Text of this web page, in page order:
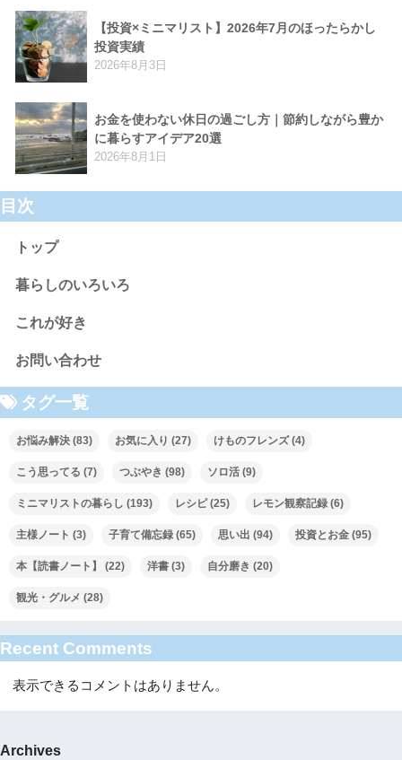
【投資×ミニマリスト】2026年7月のほったらかし
投資実績
2026年8月3日
お金を使わない休日の過ごし方｜節約しながら豊か
に暮らすアイデア20選
2026年8月1日
目次
トップ
暮らしのいろいろ
これが好き
お問い合わせ
タグ一覧
お悩み解決 (83) お気に入り (27) けものフレンズ(4)
こう思ってる (7) つぶやき (98) ソロ活 (9)
ミニマリストの暮らし (193) レシピ(25) レモン観察記録 (6)
主様ノート (3) 子育て備忘録 (65) 思い出 (94) 投資とお金 (95)
本【読書ノート】 (22) 洋書 (3) 自分磨き (20)
観光・グルメ (28)
Recent Comments
表示できるコメントはありません。
Archives